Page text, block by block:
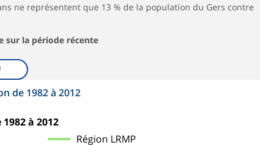
ne représentent que 13 % de la population du Gers contre
sur la période récente
de 1982 à 2012
à 2012
Région LRMP